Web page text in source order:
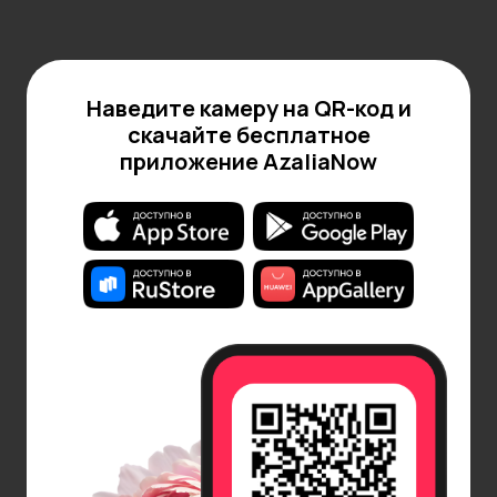
любого подарка – это выражение ваших чувств и
внимания к получателю. Большой букет роз – это
прекрасный способ сказать: «Я тебя люблю» или
«Ты мне очень дорога».
преимущества и недостатки
Для того, чтобы большой букет роз произвел еще
большее впечатление, его можно разместить в
эффектной упаковке. Тут магазины цветов
и различных декоративных элементов к ним.
У букетов в корзинах и коробках есть, впрочем, как
плюсы, так и минусы. Среди преимуществ,
несомненно, эстетика: корзины и коробки
придают букету изящества и стиля. Практичность:
Наведите камеру на QR-код и
скачайте бесплатное
приложение AzaliaNow